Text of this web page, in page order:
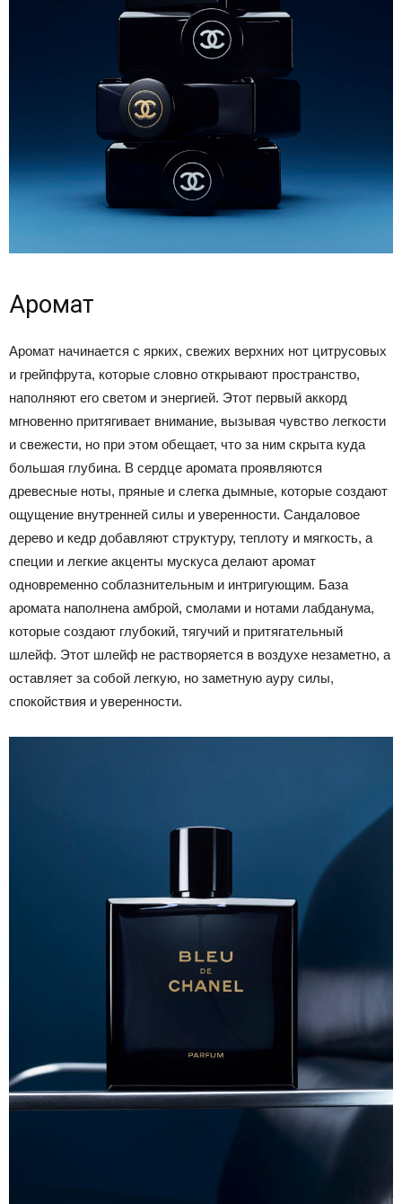
Аромат
Аромат начинается с ярких, свежих верхних нот цитрусовых
и грейпфрута, которые словно открывают пространство,
наполняют его светом и энергией. Этот первый аккорд
мгновенно притягивает внимание, вызывая чувство легкости
и свежести, но при этом обещает, что за ним скрыта куда
большая глубина. В сердце аромата проявляются
древесные ноты, пряные и слегка дымные, которые создают
ощущение внутренней силы и уверенности. Сандаловое
дерево и кедр добавляют структуру, теплоту и мягкость, а
специи и легкие акценты мускуса делают аромат
одновременно соблазнительным и интригующим. База
аромата наполнена амброй, смолами и нотами лабданума,
которые создают глубокий, тягучий и притягательный
шлейф. Этот шлейф не растворяется в воздухе незаметно, а
оставляет за собой легкую, но заметную ауру силы,
спокойствия и уверенности.